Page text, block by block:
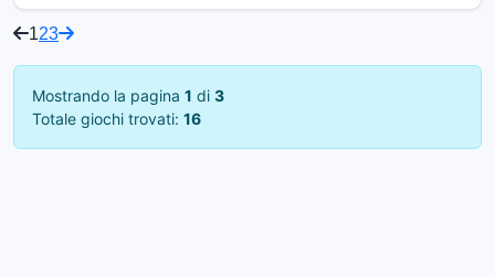
123
Mostrando la pagina 1 di 3
Totale giochi trovati: 16